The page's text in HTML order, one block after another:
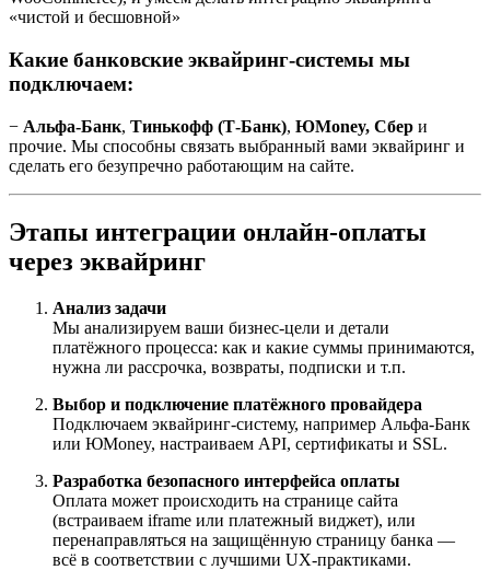
«чистой и бесшовной»
Какие банковские эквайринг-системы мы
подключаем:
− Альфа-Банк, Тинькофф (Т-Банк), ЮMoney, Сбер и
прочие. Мы способны связать выбранный вами эквайринг и
сделать его безупречно работающим на сайте.
Этапы интеграции онлайн-оплаты
через эквайринг
Анализ задачи
Мы анализируем ваши бизнес-цели и детали
платёжного процесса: как и какие суммы принимаются,
нужна ли рассрочка, возвраты, подписки и т.п.
Выбор и подключение платёжного провайдера
Подключаем эквайринг-систему, например Альфа-Банк
или ЮMoney, настраиваем API, сертификаты и SSL.
Разработка безопасного интерфейса оплаты
Оплата может происходить на странице сайта
(встраиваем iframe или платежный виджет), или
перенаправляться на защищённую страницу банка —
всё в соответствии с лучшими UX-практиками.